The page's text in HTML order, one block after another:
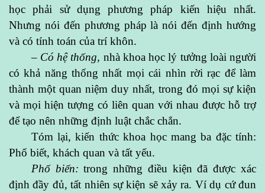
học phải sử dụng phương pháp kiến hiệu nhất.
Nhưng nói đến phương pháp là nói đến định hướng
và có tính toán của trí khôn.
– Có hệ thống, nhà khoa học lý tưởng loài người
có khả năng thống nhất mọi cái nhìn rời rạc để làm
thành một quan niệm duy nhất, trong đó mọi sự kiện
và mọi hiện tượng có liên quan với nhau được hỗ trợ
để tạo nên những định luật chắc chắn.
Tóm lại, kiến thức khoa học mang ba đặc tính:
Phố biết, khách quan và tất yếu.
Phố biến: trong những điều kiện đã được xác
định đầy đủ, tất nhiên sự kiện sẽ xảy ra. Ví dụ cứ đun